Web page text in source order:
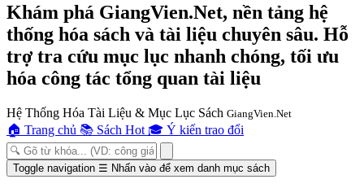
Khám phá GiangVien.Net, nền tảng hệ
thống hóa sách và tài liệu chuyên sâu. Hỗ
trợ tra cứu mục lục nhanh chóng, tối ưu
hóa công tác tổng quan tài liệu
Hệ Thống Hóa Tài Liệu & Mục Lục Sách GiangVien.Net
🏠 Trang chủ 📚 Sách Hot 🎓 Ý kiến trao đổi
Toggle navigation ☰ Nhấn vào để xem danh mục sách